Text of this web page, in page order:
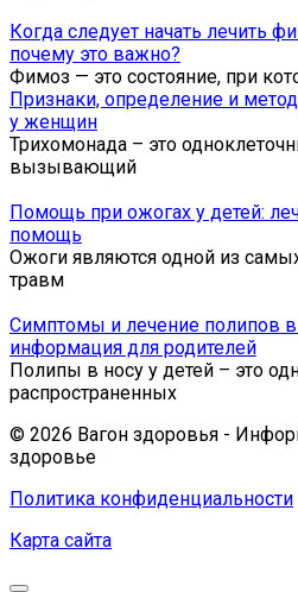
Когда следует начать лечить
почему это важно?
Фимоз — это состояние, при
Признаки, определение и
у женщин
Трихомонада – это
вызывающий
Помощь при ожогах у детей:
помощь
Ожоги являются одной из
травм
Симптомы и лечение полипов в
информация для родителей
Полипы в носу у детей – это
распространенных
© 2026 Вагон здоровья -
здоровье
Политика конфиденциальности
Карта сайта